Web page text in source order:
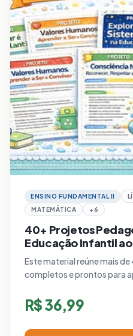
ENSINO FUNDAMENTAL II
MATEMÁTICA
+6
40+ Projetos
Educação Infantil
Este material reúne mais
completos e prontos para
R$36,99